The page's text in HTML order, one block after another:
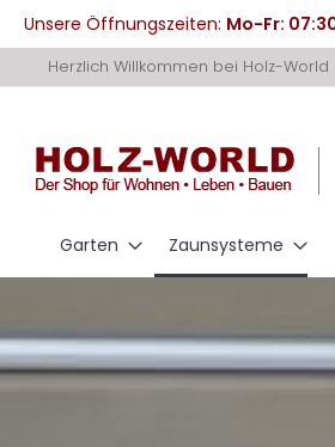
Unsere Öffnungszeiten: Mo-Fr:
zum
Herzlich Willkommen bei Holz-
Garten Zaunsysteme